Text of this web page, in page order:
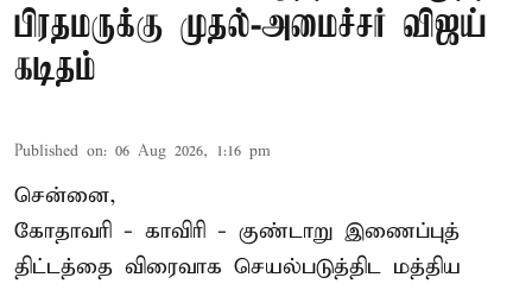
பிரதமருக்கு முதல்-அமைச்சர் விஜய்
கடிதம்
Published on: 06 Aug 2026, 1:16 pm
சென்னை,
கோதாவரி - காவிரி - குண்டாறு இணைப்புத்
திட்டத்தை விரைவாக செயல்படுத்திட மத்திய